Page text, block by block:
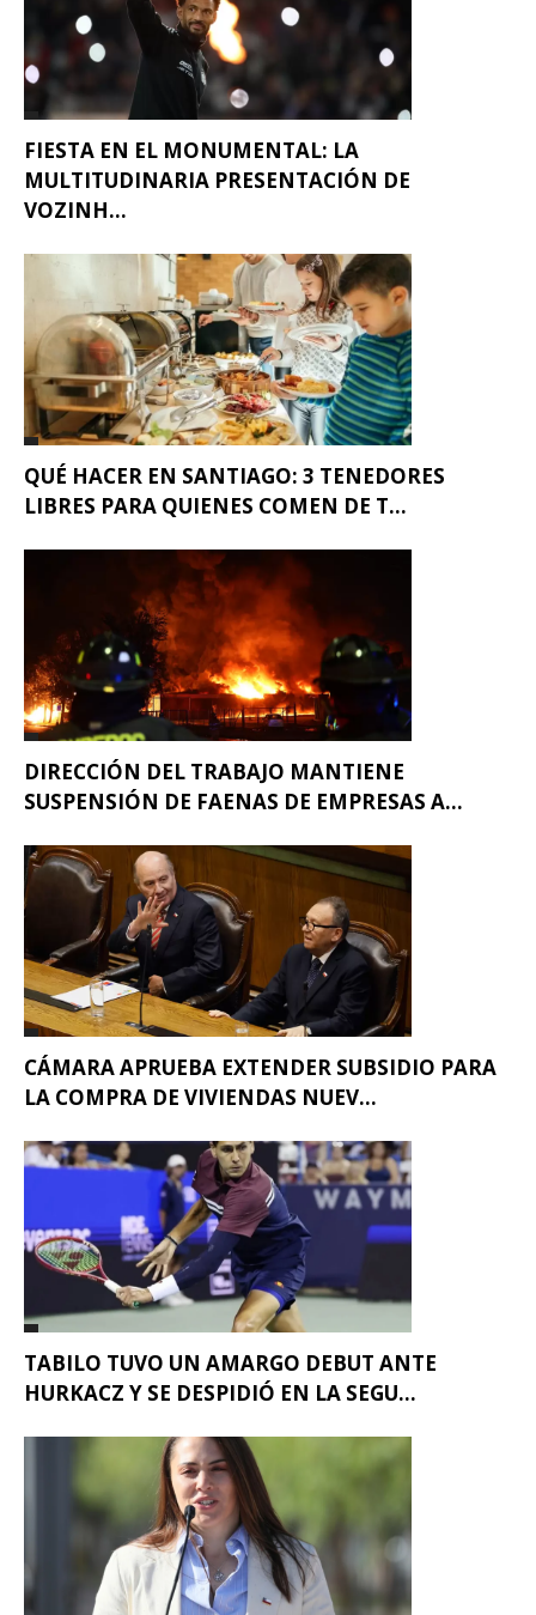
FIESTA EN EL MONUMENTAL: LA
MULTITUDINARIA PRESENTACIÓN DE
VOZINH...
QUÉ HACER EN SANTIAGO: 3 TENEDORES
LIBRES PARA QUIENES COMEN DE T...
DIRECCIÓN DEL TRABAJO MANTIENE
SUSPENSIÓN DE FAENAS DE EMPRESAS A...
CÁMARA APRUEBA EXTENDER SUBSIDIO PARA
LA COMPRA DE VIVIENDAS NUEV...
TABILO TUVO UN AMARGO DEBUT ANTE
HURKACZ Y SE DESPIDIÓ EN LA SEGU...